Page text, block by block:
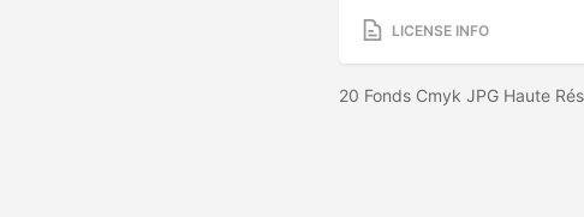
LICENSE INFO
20 Fonds Cmyk JPG Haute